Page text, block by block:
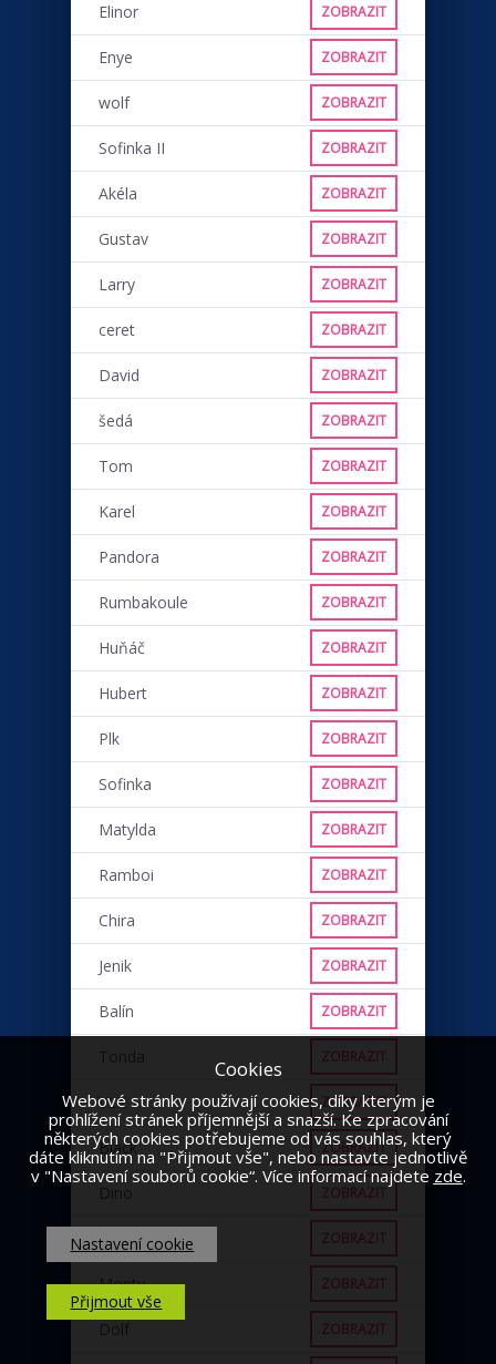
Elinor ZOBRAZIT
Enye ZOBRAZIT
wolf ZOBRAZIT
Sofinka II ZOBRAZIT
Akéla ZOBRAZIT
Gustav ZOBRAZIT
Larry ZOBRAZIT
ceret ZOBRAZIT
David ZOBRAZIT
šedá ZOBRAZIT
Tom ZOBRAZIT
Karel ZOBRAZIT
Pandora ZOBRAZIT
Rumbakoule ZOBRAZIT
Huňáč ZOBRAZIT
Hubert ZOBRAZIT
Plk ZOBRAZIT
Sofinka ZOBRAZIT
Matylda ZOBRAZIT
Ramboi ZOBRAZIT
Chira ZOBRAZIT
Jenik ZOBRAZIT
Balín ZOBRAZIT
Tonda ZOBRAZIT
VLK ZOBRAZIT
Black ZOBRAZIT
Dino ZOBRAZIT
Punťa ZOBRAZIT
Monty ZOBRAZIT
Dolf ZOBRAZIT
Cookies
Webové stránky používají cookies, díky kterým je
prohlížení stránek příjemnější a snazší. Ke zpracování
některých cookies potřebujeme od vás souhlas, který
dáte kliknutím na "Přijmout vše", nebo nastavte jednotlivě
v "Nastavení souborů cookie“. Více informací najdete zde.
Nastavení cookie
Přijmout vše